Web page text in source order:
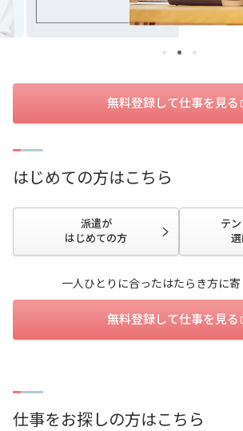
お知らせ
企業のご担当の方
お問い合わせ
無料登録して仕事を見る
はじめての方はこちら
派遣が
はじめての方
テ
一人ひとりに合ったはたらき方に
無料登録して仕事を見る
仕事をお探しの方はこちら